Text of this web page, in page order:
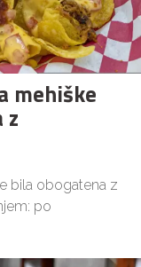
mehiške
z
bila obogatena z
po